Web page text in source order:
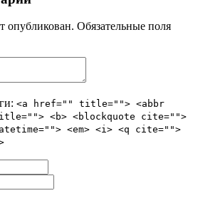
опубликован. Обязательные поля
<a href="" title=""> <abbr
<b> <blockquote cite="">
<em> <i> <q cite="">